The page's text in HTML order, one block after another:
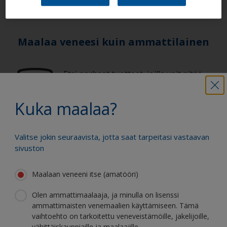
Kuka maalaa?
Valitse jokin seuraavista, jotta saat tarpeitasi vastaavan
sivuston
Maalaan veneeni itse (amatööri)
Olen ammattimaalaaja, ja minulla on lisenssi
ammattimaisten venemaalien käyttämiseen. Tämä
vaihtoehto on tarkoitettu veneveistämöille, jakelijoille,
Maalaa veneesi kuin ammattilainen
Etsi parhaat tuotteet, joilla voit pitää
Saat kaiken tuen, jota tarvitset
varmaan maalaamiseen
Hyödy jatkuvasta innovaatiostamme ja
tieteellisestä asiantuntemuksestamme